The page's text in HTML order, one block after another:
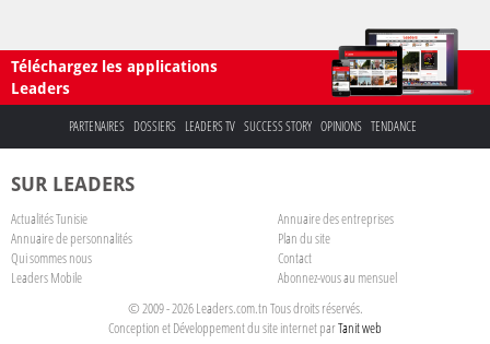
Téléchargez les applications
Leaders
PARTENAIRES DOSSIERS LEADERS TV SUCCESS STORY OPINIONS TENDANCE
SUR LEADERS
Actualités Tunisie
Annuaire des entreprises
Annuaire de personnalités
Plan du site
Qui sommes nous
Contact
Leaders Mobile
Abonnez-vous au mensuel
© 2009 - 2026 Leaders.com.tn Tous droits réservés.
Conception et Développement du site internet parTanit web